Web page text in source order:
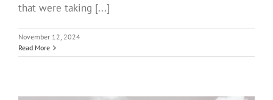
that were taking [...]
November 12, 2024
Read More